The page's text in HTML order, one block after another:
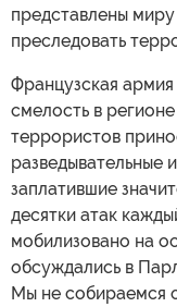
представлены
преследовать
Французская
смелость в
террористов
разведывательные
заплатившие
десятки атак
мобилизовано на
обсуждались в
Мы не собираемся